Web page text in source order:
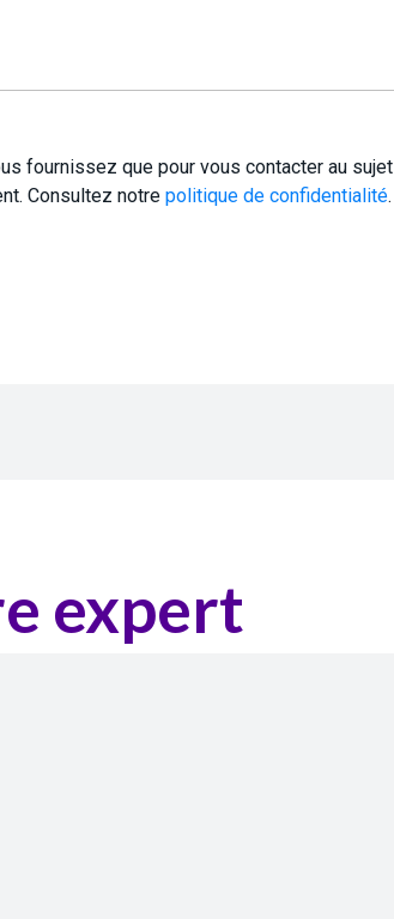
fournissez que pour vous contacter au sujet
Consultez notrepolitique de confidentialité.
expert